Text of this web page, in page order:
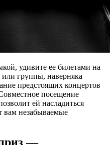
удивите ее билетами на
группы, наверняка
предстоящих концертов
посещение
ей насладиться
незабываемые
—